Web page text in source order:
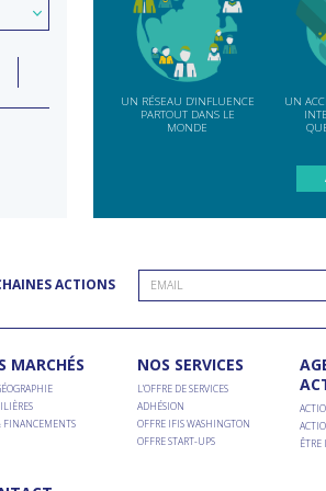
INDE
MISSION D’ENTREPRISES
UN RÉSEAU D'INFLUENCE
PARTOUT DANS LE
MONDE
UN
ACTIONS
MARCHÉS
FINANCEMENTS
NOS SERVICES
L’OFFRE DE SERVICES
ADHÉSION
OFFRE IFIS WASHINGTON
OFFRE START-UPS
ÊTRE